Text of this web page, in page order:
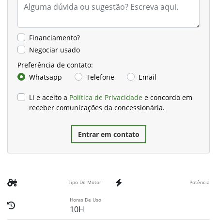
Financiamento?
Negociar usado
Preferência de contato:
Whatsapp
Telefone Email
Li e aceito a Política de Privacidade e concordo em
receber comunicações da concessionária.
Entrar em contato
Tipo De Motor Potência
Horas De Uso
10H